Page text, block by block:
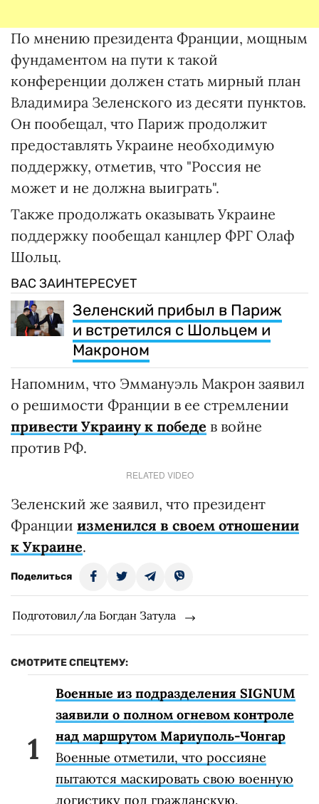
По мнению президента Франции, мощным
фундаментом на пути к такой
конференции должен стать мирный план
Владимира Зеленского из десяти пунктов.
Он пообещал, что Париж продолжит
предоставлять Украине необходимую
поддержку, отметив, что "Россия не
может и не должна выиграть".
Также продолжать оказывать Украине
поддержку пообещал канцлер ФРГ Олаф
Шольц.
ВАС ЗАИНТЕРЕСУЕТ
Зеленский прибыл в Париж
и встретился с Шольцем и
Макроном
Напомним, что Эммануэль Макрон заявил
о решимости Франции в ее стремлении
привести Украину к победе в войне
против РФ.
RELATED VIDEO
Зеленский же заявил, что президент
Франции изменился в своем отношении
к Украине.
Поделиться
Подготовил/ла Богдан Затула
СМОТРИТЕ СПЕЦТЕМУ:
Военные из подразделения SIGNUM
заявили о полном огневом контроле
над маршрутом Мариуполь-Чонгар
Военные отметили, что россияне
пытаются маскировать свою военную
логистику под гражданскую.